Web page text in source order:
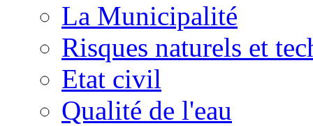
La Municipalité
Risques naturels et
Etat civil
Qualité de l'eau